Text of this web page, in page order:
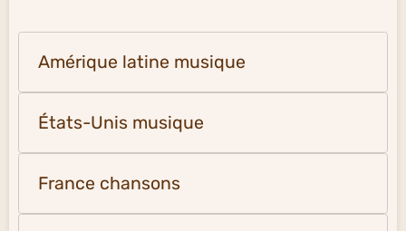
Amérique latine musique
États-Unis musique
France chansons